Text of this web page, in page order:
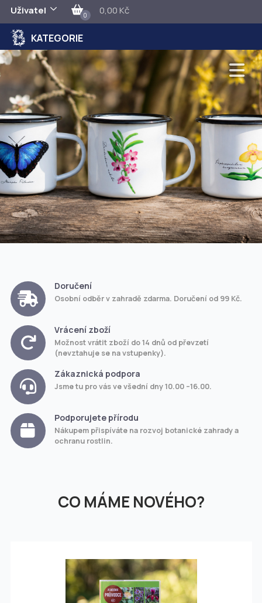
Uživatel 0 0,00 Kč
KATEGORIE
Doručení
Osobní odběr v zahradě zdarma. Doručení od 99 Kč.
Vrácení zboží
Možnost vrátit zboží do 14 dnů od převzetí
(nevztahuje se na vstupenky).
Zákaznická podpora
Jsme tu pro vás ve všední dny 10.00 –16.00.
Podporujete přírodu
Nákupem přispíváte na rozvoj botanické zahrady a
ochranu rostlin.
CO MÁME NOVÉHO?